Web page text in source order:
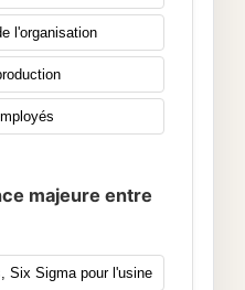
l'organisation
majeure entre
Six Sigma pour l'usine